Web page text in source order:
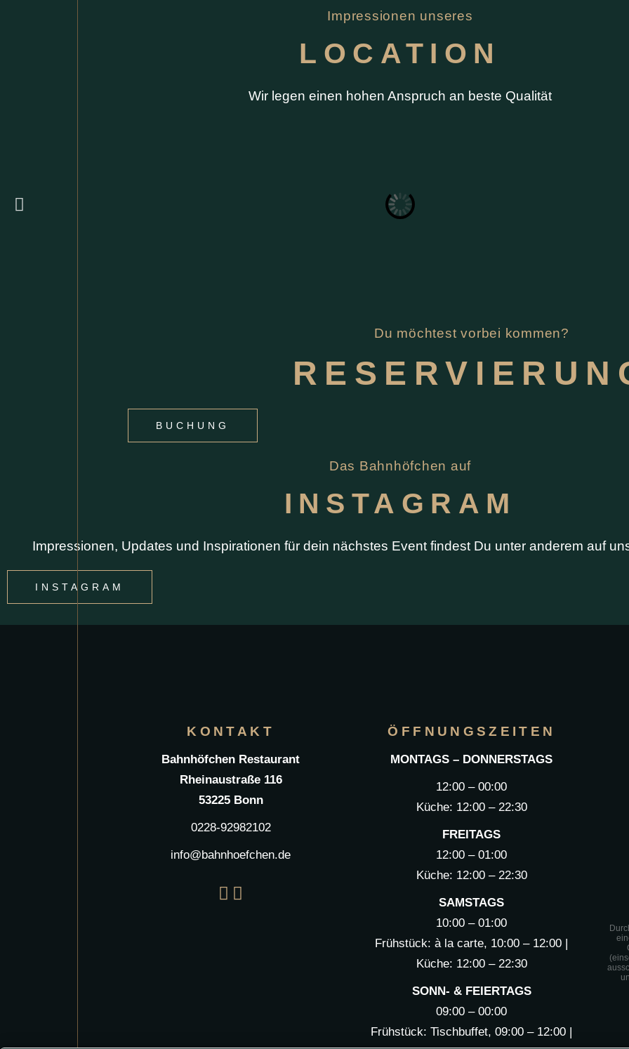
Impressionen unseres
LOCATION
Wir legen einen hohen Anspruch an beste Qualität
Du möchtest vorbei kommen?
BUCHUNG
Das Bahnhöfchen auf
INSTAGRAM
Impressionen, Updates und Inspirationen für dein nächstes Event findest Du unter anderem auf
INSTAGRAM
KONTAKT
Bahnhöfchen Restaurant
Rheinaustraße 116
53225 Bonn
0228-92982102
info@bahnhoefchen.de
ÖFFNUNGSZEITEN
MONTAGS – DONNERSTAGS
12:00 – 00:00
Küche: 12:00 – 22:30
FREITAGS
12:00 – 01:00
Küche: 12:00 – 22:30
SAMSTAGS
10:00 – 01:00
Frühstück: à la carte, 10:00 – 12:00 |
Küche: 12:00 – 22:30
SONN- & FEIERTAGS
09:00 – 00:00
Frühstück: Tischbuffet, 09:00 – 12:00 |